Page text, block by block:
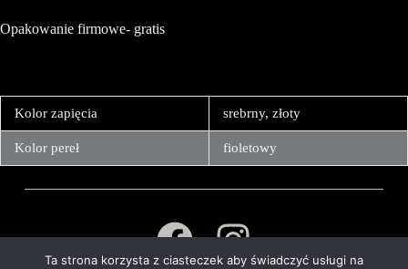
Opakowanie firmowe- gratis
Kolor zapięcia srebrny, złoty
Kolor pereł fioletowy
Ta strona korzysta z ciasteczek aby świadczyć usługi na